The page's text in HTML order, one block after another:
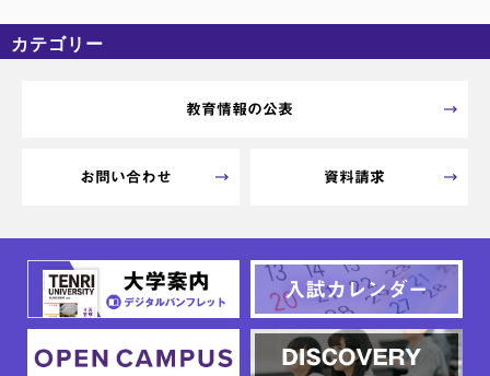
カテゴリー
教育情報の公表
お問い合わせ 資料請求